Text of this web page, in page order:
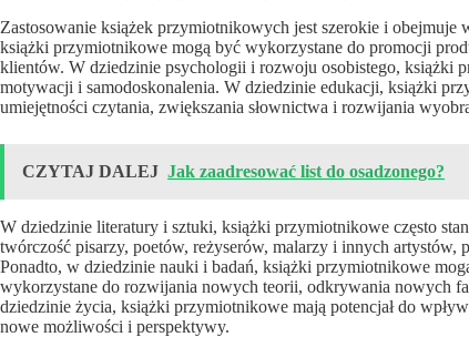
Zastosowanie książek przymiotnikowych jest szerokie i
książki przymiotnikowe mogą być wykorzystane do promocji
klientów. W dziedzinie psychologii i rozwoju osobistego, książki
motywacji i samodoskonalenia. W dziedzinie edukacji, książki
umiejętności czytania, zwiększania słownictwa i rozwijania
CZYTAJ DALEJ Jak zaadresować list do osadzonego?
W dziedzinie literatury i sztuki, książki przymiotnikowe często
twórczość pisarzy, poetów, reżyserów, malarzy i innych
Ponadto, w dziedzinie nauki i badań, książki przymiotnikowe
wykorzystane do rozwijania nowych teorii, odkrywania nowych
dziedzinie życia, książki przymiotnikowe mają potencjał do
nowe możliwości i perspektywy.